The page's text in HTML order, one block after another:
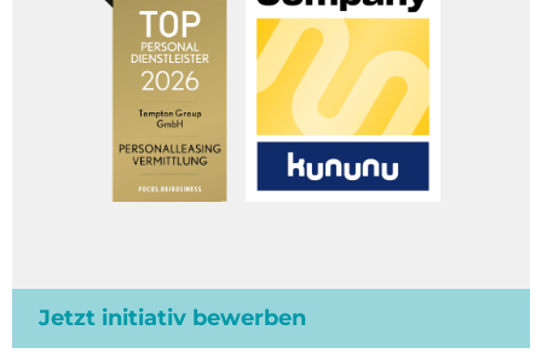
Jetzt initiativ bewerben